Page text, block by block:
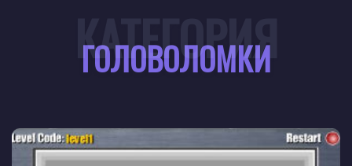
ГОЛОВОЛОМКИ
КАТЕГОРИЯ